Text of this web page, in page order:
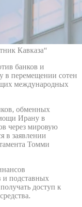
Кавказа“
банков и
в перемещении сотен
международных
обменных
Ирану в
через мировую
в заявлении
Томми
и подставных
доступ к